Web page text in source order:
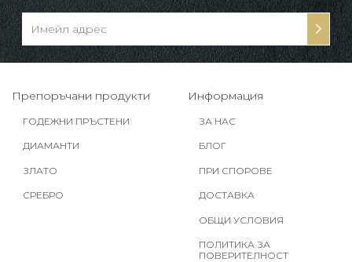
Препоръчани продукти
ГОДЕЖНИ ПРЪСТЕНИ
ДИАМАНТИ
ЗЛАТО
СРЕБРО
Информация
ЗА НАС
БЛОГ
ПРИ СПОРОВЕ
ДОСТАВКА
ОБЩИ УСЛОВИЯ
ПОЛИТИКА ЗА
ПОВЕРИТЕЛНОСТ